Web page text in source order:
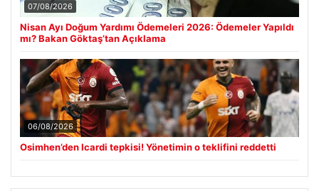
07/08/2026
Nisan Ayı Doğum Yardımı Ödemeleri 2026: Ödemeler Yapıldı
mı? Bakan Göktaş’tan Açıklama
06/08/2026
Osimhen’den Icardi tepkisi! Yönetimin o teklifini reddetti